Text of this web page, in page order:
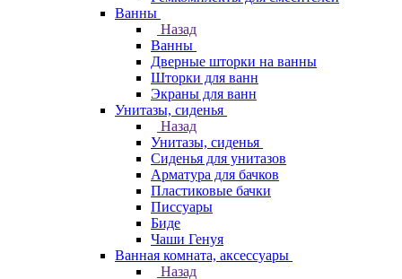
Ванны
Назад
Ванны
Дверные шторки на ванны
Шторки для ванн
Экраны для ванн
Унитазы, сиденья
Назад
Унитазы, сиденья
Сиденья для унитазов
Арматура для бачков
Пластиковые бачки
Писсуары
Биде
Чаши Генуя
Ванная комната, аксессуары
Назад